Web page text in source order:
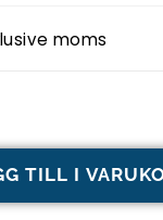
moms
TILL I